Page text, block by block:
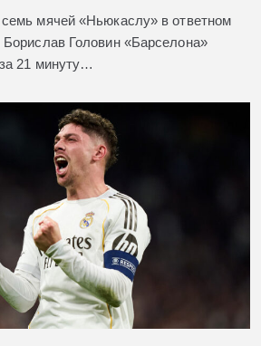
мячей «Ньюкаслу» в ответном
Головин «Барселона»
21 минуту…